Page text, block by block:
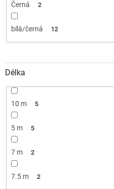
Černá 2
bílá/černá 12
Délka
10 m 5
5 m 5
7 m 2
7.5 m 2